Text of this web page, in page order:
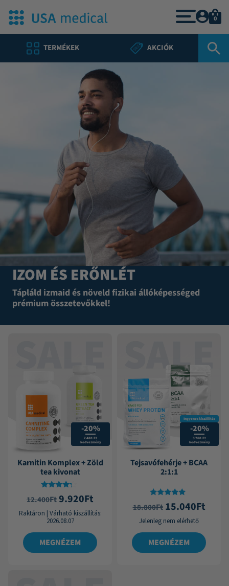
TERMÉKEK AKCIÓK
0
IZOM ÉS ERŐNLÉT
Tápláld izmaid és növeld fizikai állóképességed
prémium összetevőkkel!​
-20%
2 480 Ft
kedvezmény
Karnitin Komplex + Zöld
tea kivonat
Értékelés:
4.00
12.400Ft9.920Ft
Raktáron | Várható kiszállítás:
2026.08.07
MEGNÉZEM
Ingyenes kiszállítás
-20%
3 760 Ft
kedvezmény
Tejsavófehérje + BCAA
2:1:1
Értékelés:
5.00
18.800Ft 15.040Ft
Jelenleg nem elérhető
MEGNÉZEM